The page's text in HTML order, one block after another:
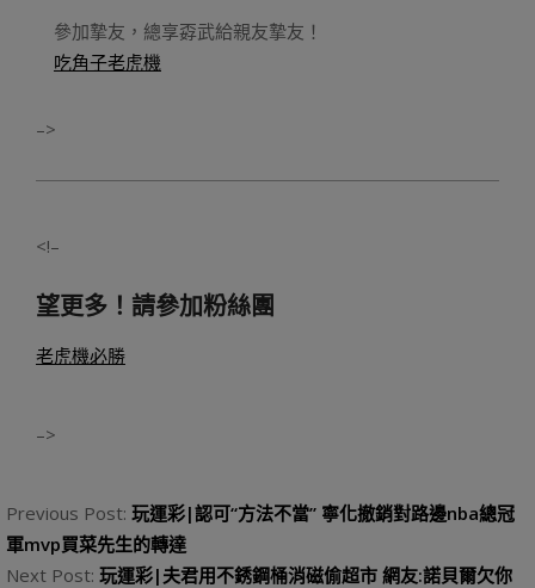
參加摯友，總享孬武給親友摯友！
吃角子老虎機
–>
<!–
望更多！請參加粉絲團
老虎機必勝
–>
08-
20
Previous Post: 玩運彩|認可“方法不當” 寧化撤銷對路邊nba總冠
軍mvp買菜先生的轉達
Next Post: 玩運彩|夫君用不銹鋼桶消磁偷超市 網友:諾貝爾欠你